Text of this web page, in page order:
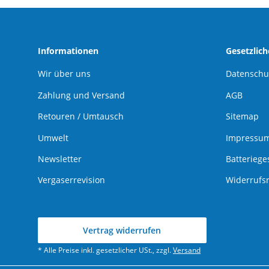
Informationen
Wir über uns
Zahlung und Versand
Retouren / Umtausch
Umwelt
Newsletter
Vergaserrevision
AGB
Sitemap
Vertrag widerrufen
* Alle Preise inkl. gesetzlicher USt., zzgl.Versand